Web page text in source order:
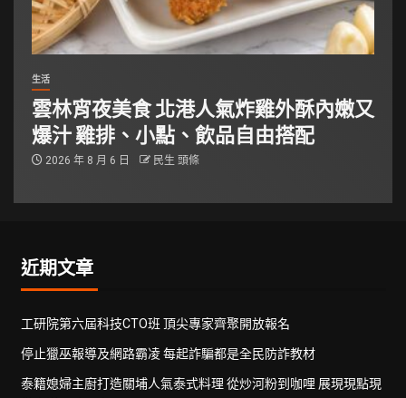
生活
雲林宵夜美食 北港人氣炸雞外酥內嫩又
爆汁 雞排、小點、飲品自由搭配
2026 年 8 月 6 日 民生 頭條
近期文章
工研院第六屆科技CTO班 頂尖專家齊聚開放報名
停止獵巫報導及網路霸凌 每起詐騙都是全民防詐教材
泰籍媳婦主廚打造關埔人氣泰式料理 從炒河粉到咖哩 展現現點現